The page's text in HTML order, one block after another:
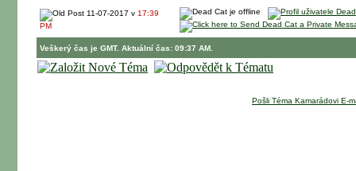
11-07-2017 v 17:39
PM
Veškerý čas je GMT. Aktuální čas: 09:37 AM.
Pošli Téma Kamarádovi E-